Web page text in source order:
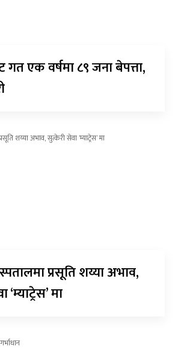
गत एक वर्षमा ८९ जना बेपत्ता,
प्रसूति शय्या अभाव,
मा